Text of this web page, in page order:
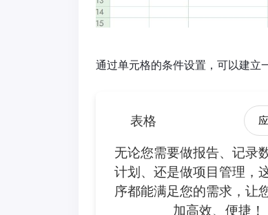
通过单元格的条件设置，可以建立
表格
无论您需要做报告、记录
计划、还是做项目管理，
序都能满足您的需求，让
加高效、便捷！